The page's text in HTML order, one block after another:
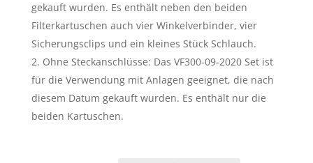
gekauft wurden. Es enthält neben den beiden
Filterkartuschen auch vier Winkelverbinder, vier
Sicherungsclips und ein kleines Stück Schlauch.
Ohne Steckanschlüsse: Das VF300-09-2020 Set ist
für die Verwendung mit Anlagen geeignet, die nach
diesem Datum gekauft wurden. Es enthält nur die
beiden Kartuschen.